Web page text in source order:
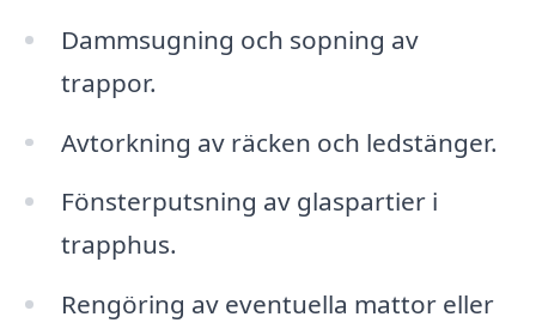
Dammsugning och sopning av
trappor.
Avtorkning av räcken och ledstänger.
Fönsterputsning av glaspartier i
trapphus.
Rengöring av eventuella mattor eller